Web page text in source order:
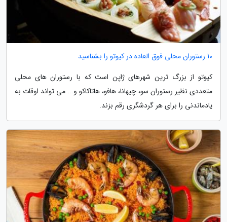
10 رستوران محلی فوق العاده در کیوتو را بشناسید
کیوتو از بزرگ ترین شهرهای ژاپن است که با رستوران های محلی
متعددی نظیر رستوران سو، چیهانا، هافو، هاتاکاکو و... می تواند اوقات به
یادماندنی را برای هر گردشگری رقم بزند.